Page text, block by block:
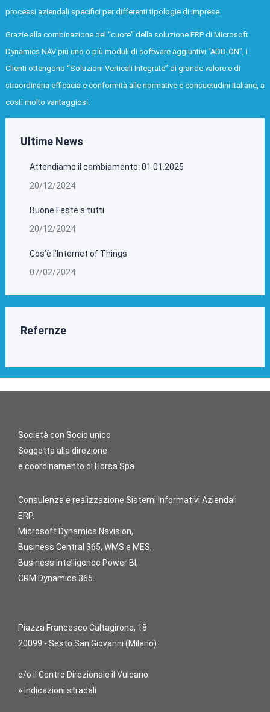
processi aziendali specifici per differenti tipologie di imprese.
Grazie alla combinazione del “cuore” della soluzione ERP di Microsoft
Dynamics NAV più uno o più moduli di software aggiuntivi “ADD-ON”, i
Clienti ottengono “Soluzioni Verticali Integrate” di grande valore e di
straordinaria efficacia e conformità alle normative e consuetudini Italiane, a
costi molto vantaggiosi.
Ultime News
Attendiamo il cambiamento: 01.01.2025
20/12/2024
Buone Feste a tutti
20/12/2024
Cos’è l’Internet of Things
07/02/2024
Refernze
Società con Socio unico
Soggetta alla direzione
e coordinamento di Horsa Spa
Consulenza e realizzazione Sistemi Informativi Aziendali
ERP.
Microsoft Dynamics Navision,
Business Central 365, WMS e MES,
Business Intelligence Power BI,
CRM Dynamics 365.
Piazza Francesco Caltagirone, 18
20099 - Sesto San Giovanni (Milano)
c/o il Centro Direzionale il Vulcano
» Indicazioni stradali